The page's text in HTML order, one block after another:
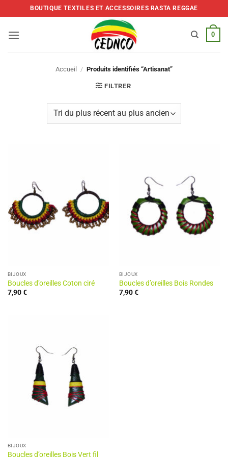
to
BOUTIQUE TEXTILES ET ACCESSOIRES RASTA REGGAE
0
Accueil / Produits identifiés “Artisanat”
FILTRER
BIJOUX
Boucles d’oreilles Coton ciré
7,90€
BIJOUX
Boucles d’oreilles Bois Rondes
7,90€
BIJOUX
Boucles d’oreilles Bois Vert fil